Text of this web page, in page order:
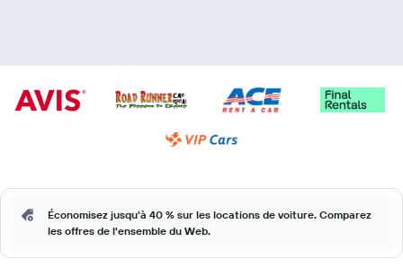
Économisez jusqu'à 40 % sur les locations de voiture. Comparez
les offres de l'ensemble du Web.